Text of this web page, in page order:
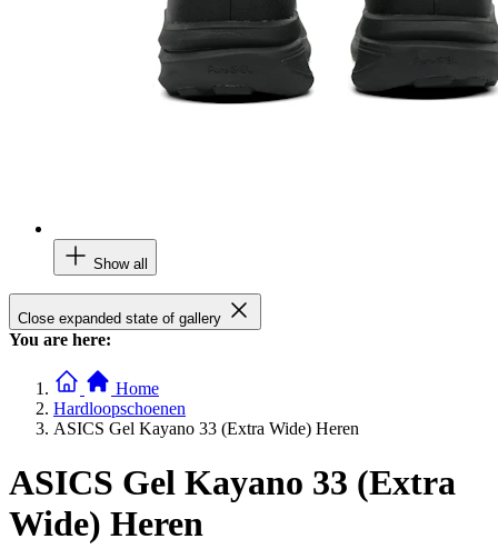
Show all
Close expanded state of gallery
You are here:
Home
Hardloopschoenen
ASICS Gel Kayano 33 (Extra Wide) Heren
ASICS Gel Kayano 33 (Extra
Wide) Heren